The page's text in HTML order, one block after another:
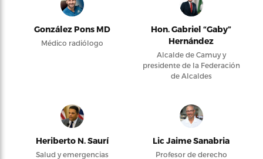
González Pons MD
Médico radiólogo
Hon. Gabriel “Gaby”
Hernández
Alcalde de Camuy y
presidente de la Federación
de Alcaldes
Heriberto N. Saurí
Salud y emergencias
Lic Jaime Sanabria
Profesor de derecho